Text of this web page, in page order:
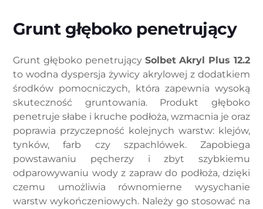
Grunt głęboko penetrujący
Grunt głęboko penetrujący Solbet Akryl Plus 12.2
to wodna dyspersja żywicy akrylowej z dodatkiem
środków pomocniczych, która zapewnia wysoką
skuteczność gruntowania. Produkt głęboko
penetruje słabe i kruche podłoża, wzmacnia je oraz
poprawia przyczepność kolejnych warstw: klejów,
tynków, farb czy szpachlówek. Zapobiega
powstawaniu pęcherzy i zbyt szybkiemu
odparowywaniu wody z zapraw do podłoża, dzięki
czemu umożliwia równomierne wysychanie
warstw wykończeniowych. Należy go stosować na